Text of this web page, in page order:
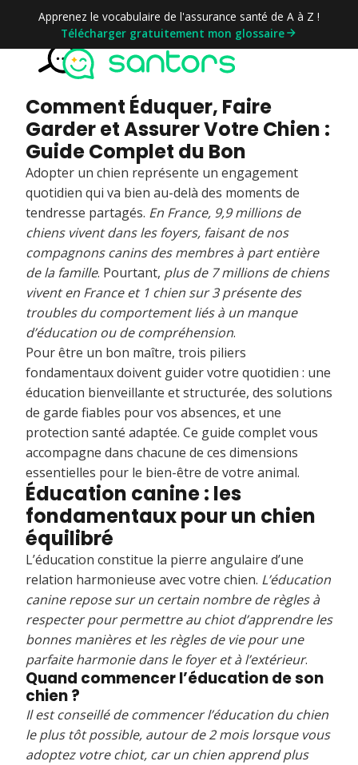
Apprenez le vocabulaire de l'assurance santé de A à Z !
Télécharger gratuitement mon glossaire
Comment Éduquer, Faire
Garder et Assurer Votre Chien :
Guide Complet du Bon
Adopter un chien représente un engagement
quotidien qui va bien au-delà des moments de
tendresse partagés. En France, 9,9 millions de
chiens vivent dans les foyers, faisant de nos
compagnons canins des membres à part entière
de la famille. Pourtant, plus de 7 millions de chiens
vivent en France et 1 chien sur 3 présente des
troubles du comportement liés à un manque
d’éducation ou de compréhension.
Pour être un bon maître, trois piliers
fondamentaux doivent guider votre quotidien : une
éducation bienveillante et structurée, des solutions
de garde fiables pour vos absences, et une
protection santé adaptée. Ce guide complet vous
accompagne dans chacune de ces dimensions
essentielles pour le bien-être de votre animal.
Éducation canine : les
fondamentaux pour un chien
équilibré
L’éducation constitue la pierre angulaire d’une
relation harmonieuse avec votre chien. L’éducation
canine repose sur un certain nombre de règles à
respecter pour permettre au chiot d’apprendre les
bonnes manières et les règles de vie pour une
parfaite harmonie dans le foyer et à l’extérieur.
Quand commencer l’éducation de son
chien ?
Il est conseillé de commencer l’éducation du chien
le plus tôt possible, autour de 2 mois lorsque vous
adoptez votre chiot, car un chien apprend plus